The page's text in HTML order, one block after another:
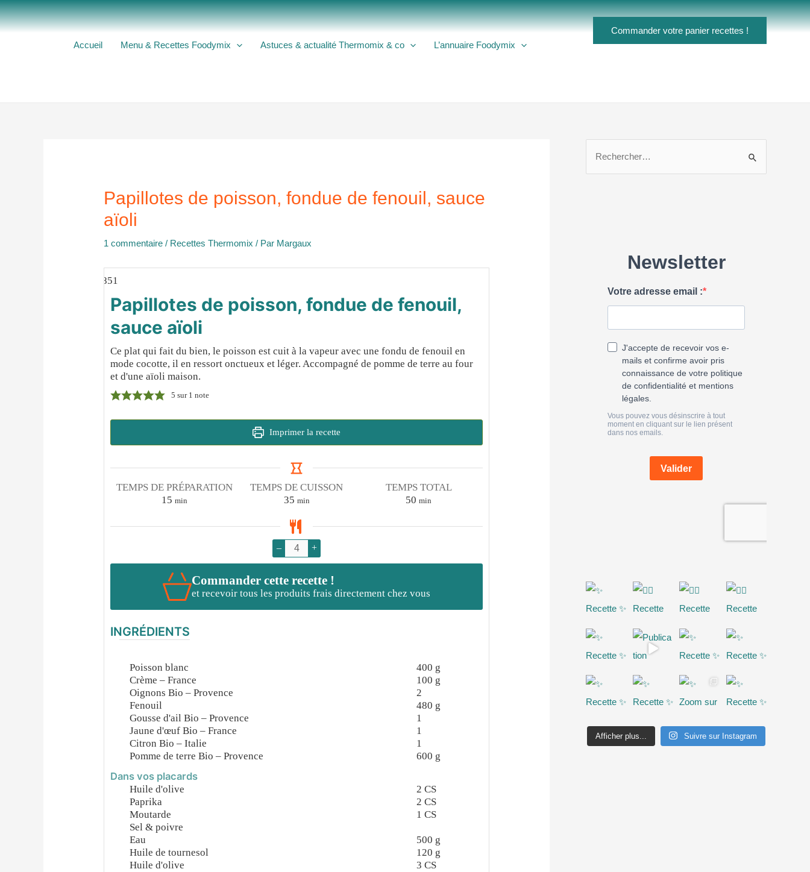
Aller
au
Accueil
Menu & Recettes Foodymix Astuces & actualité Thermomix & co L’annuaire Foodymix
Commander votre panier recettes !
Papillotes de poisson, fondue de fenouil, sauce
aïoli
1 commentaire / Recettes Thermomix / Par Margaux
Papillotes de poisson, fondue de fenouil,
sauce aïoli
Ce plat qui fait du bien, le poisson est cuit à la vapeur avec une fondu de fenouil en
mode cocotte, il en ressort onctueux et léger. Accompagné de pomme de terre au four
et d'une aïoli maison.
5 sur 1 note
Imprimer la recette
TEMPS DE PRÉPARATION
15minutes
min
TEMPS DE CUISSON
35minutes
min
TEMPS TOTAL
50 minutes
min
– +
Commander cette recette !
et recevoir tous les produits frais directement chez vous
INGRÉDIENTS
Poisson blanc 400 g
Crème – France
100 g
Oignons Bio – Provence
2
Fenouil
480 g
Gousse d'ail Bio – Provence
1
Jaune d'œuf Bio – France
1
Citron Bio – Italie
1
Pomme de terre Bio – Provence
600 g
Dans vos placards
Huile d'olive 2 CS
Paprika
2 CS
Moutarde
1 CS
Sel & poivre
Eau
500 g
Huile de tournesol
120 g
Huile d'olive
3 CS
Afficher plus... Suivre sur Instagram